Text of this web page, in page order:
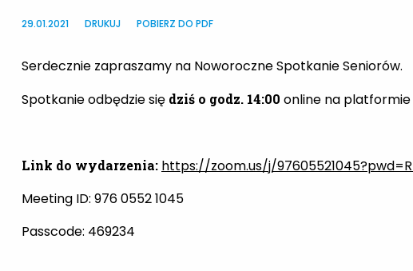
29.01.2021 DRUKUJ POBIERZ DO PDF
Serdecznie zapraszamy na Noworoczne Spotkanie Seniorów.
Spotkanie odbędzie się dziś o godz. 14:00 online na platformie
Link do wydarzenia: https://zoom.us/j/
Meeting ID: 976 0552 1045
Passcode: 469234